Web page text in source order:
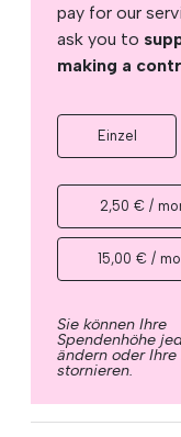
pay for our
ask you to
making a
Einzel
2,50 € /
15,00 € /
Sie können Ihre
Spendenhöhe
ändern oder
stornieren.